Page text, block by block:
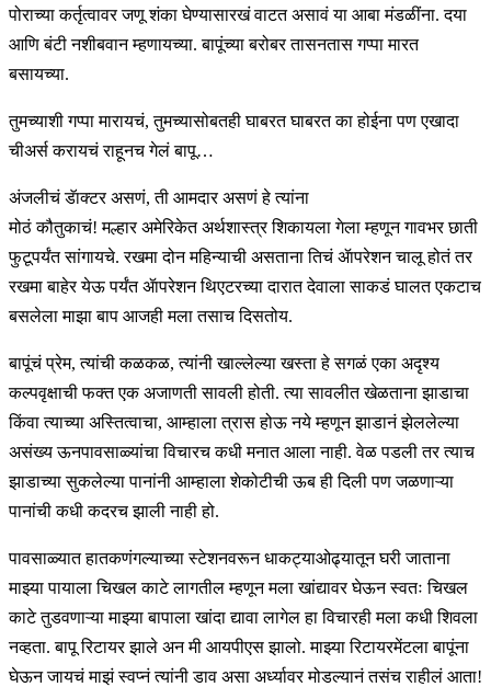
पोराच्या कर्तृत्वावर जणू शंका घेण्यासारखं वाटत असावं या आबा मंडळींना. दया
आणि बंटी नशीबवान म्हणायच्या. बापूंच्या बरोबर तासनतास गप्पा मारत
बसायच्या.
तुमच्याशी गप्पा मारायचं, तुमच्यासोबतही घाबरत घाबरत का होईना पण एखादा
चीअर्स करायचं राहूनच गेलं बापू…
अंजलीचं डॅाक्टर असणं, ती आमदार असणं हे त्यांना
मोठं कौतुकाचं! मल्हार अमेरिकेत अर्थशास्त्र शिकायला गेला म्हणून गावभर छाती
फुटूपर्यंत सांगायचे. रखमा दोन महिन्याची असताना तिचं ॲापरेशन चालू होतं तर
रखमा बाहेर येऊ पर्यंत ॲापरेशन थिएटरच्या दारात देवाला साकडं घालत एकटाच
बसलेला माझा बाप आजही मला तसाच दिसतोय.
बापूंचं प्रेम, त्यांची कळकळ, त्यांनी खाल्लेल्या खस्ता हे सगळं एका अदृश्य
कल्पवृक्षाची फक्त एक अजाणती सावली होती. त्या सावलीत खेळताना झाडाचा
किंवा त्याच्या अस्तित्वाचा, आम्हाला त्रास होऊ नये म्हणून झाडानं झेललेल्या
असंख्य ऊनपावसाळ्यांचा विचारच कधी मनात आला नाही. वेळ पडली तर त्याच
झाडाच्या सुकलेल्या पानांनी आम्हाला शेकोटीची ऊब ही दिली पण जळणाऱ्या
पानांची कधी कदरच झाली नाही हो.
पावसाळ्यात हातकणंगल्याच्या स्टेशनवरून धाकट्याओढ्यातून घरी जाताना
माझ्या पायाला चिखल काटे लागतील म्हणून मला खांद्यावर घेऊन स्वतः चिखल
काटे तुडवणाऱ्या माझ्या बापाला खांदा द्यावा लागेल हा विचारही मला कधी शिवला
नव्हता. बापू रिटायर झाले अन मी आयपीएस झालो. माझ्या रिटायरमेंटला बापूंना
घेऊन जायचं माझं स्वप्नं त्यांनी डाव असा अर्ध्यावर मोडल्यानं तसंच राहीलं आता!